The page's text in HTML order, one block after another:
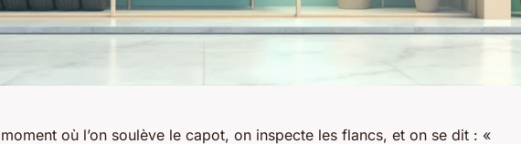
où l’on soulève le capot, on inspecte les flancs, et on se dit : «